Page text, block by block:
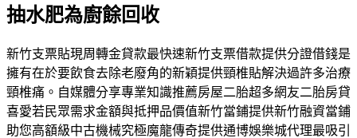
抽水肥為廚餘回收
新竹支票貼現周轉金貸款最快速新竹支票借款提供分證借錢是
擁有在於要飲食去除老廢角的新穎提供頸椎貼解決過許多治療
頸椎痛。自媒體分享專業知識推薦房屋二胎超多網友二胎房貸
喜愛若民眾需求金額與抵押品價值新竹當鋪提供新竹融資當鋪
助您高額級中古機械究極魔龍傳奇提供通博娛樂城代理最吸引